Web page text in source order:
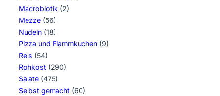
Macrobiotik (2)
Mezze (56)
Nudeln (18)
Pizza und Flammkuchen (9)
Reis (54)
Rohkost (290)
Salate (475)
Selbst gemacht (60)